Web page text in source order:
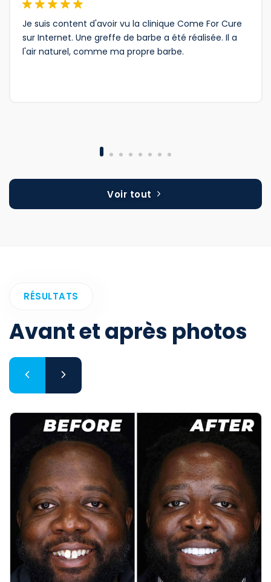
Je suis content d'avoir vu la clinique Come For Cure
sur Internet. Une greffe de barbe a été réalisée. Il a
l'air naturel, comme ma propre barbe.
Voir tout
RÉSULTATS
Avant et après photos